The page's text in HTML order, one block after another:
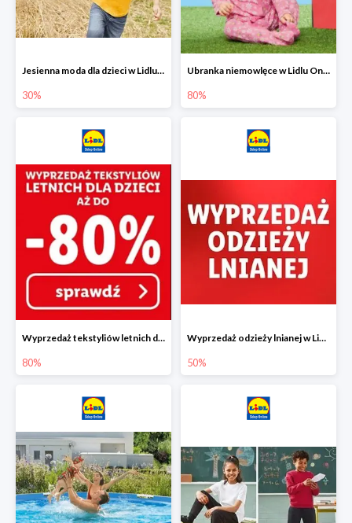
Jesienna moda dla dzieci w Lidlu Online do -30%
30%
Ubranka niemowlęce w Lidlu Online do -80%
80%
Wyprzedaż tekstyliów letnich dla dzieci w Lidlu Online do -80%
80%
Wyprzedaż odzieży lnianej w Lidlu Online do -50%
50%